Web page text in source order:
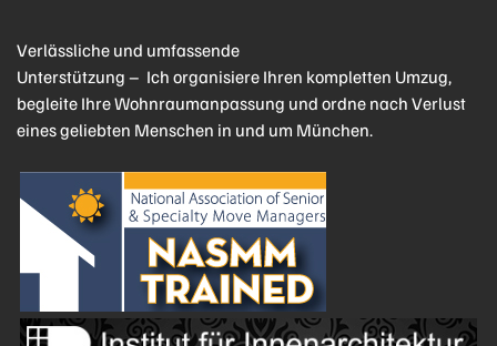
Verlässliche und umfassende
Unterstützung – Ich organisiere Ihren kompletten Umzug,
begleite Ihre Wohnraumanpassung und ordne nach Verlust
eines geliebten Menschen in und um München.